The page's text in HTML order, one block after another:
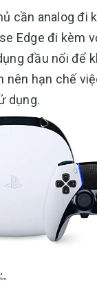
cần analog đi
Edge đi kèm
đầu nối để
nên hạn chế
dụng.